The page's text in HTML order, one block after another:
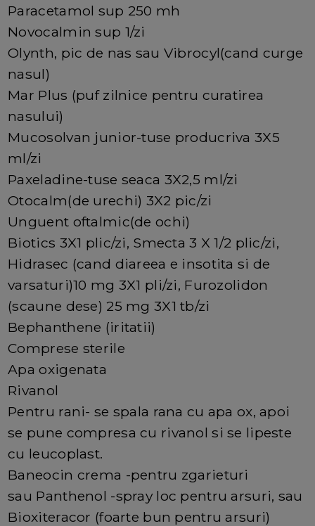
Paracetamol sup 250 mh
Novocalmin sup 1/zi
Olynth, pic de nas sau Vibrocyl(cand curge
nasul)
Mar Plus (puf zilnice pentru curatirea
nasului)
Mucosolvan junior-tuse producriva 3X5
ml/zi
Paxeladine-tuse seaca 3X2,5 ml/zi
Otocalm(de urechi) 3X2 pic/zi
Unguent oftalmic(de ochi)
Biotics 3X1 plic/zi, Smecta 3 X 1/2 plic/zi,
Hidrasec (cand diareea e insotita si de
varsaturi)10 mg 3X1 pli/zi, Furozolidon
(scaune dese) 25 mg 3X1 tb/zi
Bephanthene (iritatii)
Comprese sterile
Apa oxigenata
Rivanol
Pentru rani- se spala rana cu apa ox, apoi
se pune compresa cu rivanol si se lipeste
cu leucoplast.
Baneocin crema -pentru zgarieturi
sau Panthenol -spray loc pentru arsuri, sau
Bioxiteracor (foarte bun pentru arsuri)